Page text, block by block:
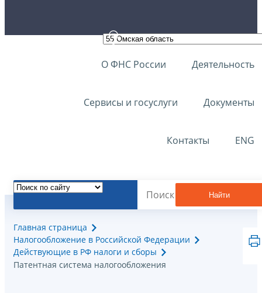
О ФНС России Деятельность
Сервисы и госуслуги Документы
Контакты ENG
Найти
Главная страница
Налогообложение в Российской Федерации
Действующие в РФ налоги и сборы
Патентная система налогообложения